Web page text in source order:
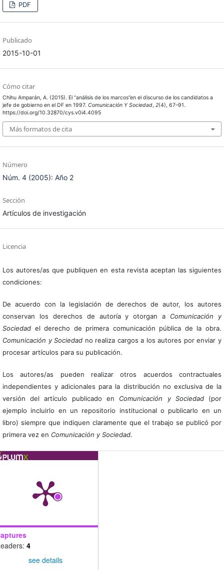
PDF
Publicado
2015-10-01
Cómo citar
Chihu Amparán, A. (2015). El “análisis de los marcos”en el discurso de los candidatos a
jefe de gobierno en el DF en 1997. Comunicación Y Sociedad, 2(4), 67–91.
https://doi.org/10.32870/cys.v0i4.4095
Más formatos de cita
Número
Núm. 4 (2005): Año 2
Sección
Artículos de investigación
Licencia
Los autores/as que publiquen en esta revista aceptan las siguientes
condiciones:
De acuerdo con la legislación de derechos de autor, los autores
conservan los derechos de autoría y otorgan a Comunicación y
Sociedadel derecho de primera comunicación pública de la obra.
Comunicación y Sociedad no realiza cargos a los autores por enviar y
procesar artículos para su publicación.
Los autores/as pueden realizar otros acuerdos contractuales
independientes y adicionales para la distribución no exclusiva de la
versión del artículo publicado en Comunicación y Sociedad(por
ejemplo incluirlo en un repositorio institucional o publicarlo en un
libro) siempre que indiquen claramente que el trabajo se publicó por
primera vez en Comunicación y Sociedad.
4
see details